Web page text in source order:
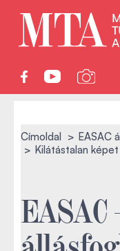
Címoldal
EASAC
Kilátástalan
EASAC